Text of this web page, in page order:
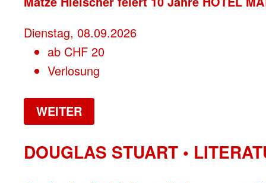
Dienstag, 08.09.2026
ab CHF 20
Verlosung
WEITER
DOUGLAS STUART •